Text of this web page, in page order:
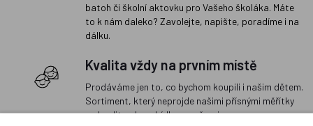
batoh či školní aktovku pro Vašeho školáka. Máte
to k nám daleko? Zavolejte, napište, poradíme i na
dálku.
Kvalita vždy na prvním místě
Prodáváme jen to, co bychom koupili i našim dětem.
Sortiment, který neprojde našimi přísnými měřítky
na kvalitu, do nabídky nezařazujeme.